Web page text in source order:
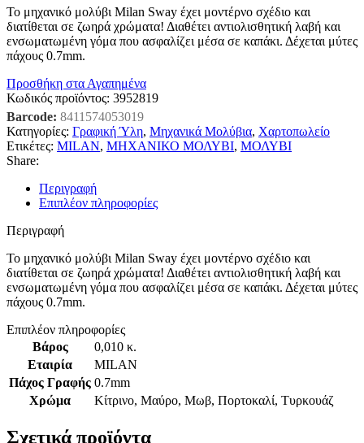
Το μηχανικό μολύβι Milan Sway έχει μοντέρνο σχέδιο και
διατίθεται σε ζωηρά χρώματα! Διαθέτει αντιολισθητική λαβή και
ενσωματωμένη γόμα που ασφαλίζει μέσα σε καπάκι. Δέχεται μύτες
πάχους 0.7mm.
Προσθήκη στα Αγαπημένα
Κωδικός προϊόντος: 3952819
Barcode: 8411574053019
Κατηγορίες: Γραφική Ύλη, Μηχανικά Μολύβια, Χαρτοπωλείο
Ετικέτες: MILAN, ΜΗΧΑΝΙΚΟ ΜΟΛΥΒΙ, ΜΟΛΥΒΙ
Share:
Περιγραφή
Επιπλέον πληροφορίες
Περιγραφή
Το μηχανικό μολύβι Milan Sway έχει μοντέρνο σχέδιο και
διατίθεται σε ζωηρά χρώματα! Διαθέτει αντιολισθητική λαβή και
ενσωματωμένη γόμα που ασφαλίζει μέσα σε καπάκι. Δέχεται μύτες
πάχους 0.7mm.
Επιπλέον πληροφορίες
Βάρος
0,010 κ.
Εταιρία
MILAN
Πάχος Γραφής 0.7mm
Χρώμα
Κίτρινο, Μαύρο, Μωβ, Πορτοκαλί, Τυρκουάζ
Σχετικά προϊόντα